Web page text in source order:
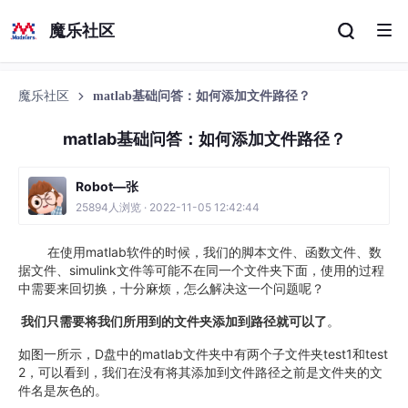
魔乐社区
魔乐社区 matlab基础问答：如何添加文件路径？
matlab基础问答：如何添加文件路径？
Robot—张
25894人浏览 · 2022-11-05 12:42:44
在使用matlab软件的时候，我们的脚本文件、函数文件、数
据文件、simulink文件等可能不在同一个文件夹下面，使用的过程
中需要来回切换，十分麻烦，怎么解决这一个问题呢？
我们只需要将我们所用到的文件夹添加到路径就可以了。
如图一所示，D盘中的matlab文件夹中有两个子文件夹test1和test
2，可以看到，我们在没有将其添加到文件路径之前是文件夹的文
件名是灰色的。